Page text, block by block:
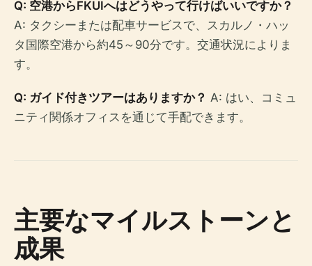
Q: 空港からFKUIへはどうやって行けばいいですか？
A: タクシーまたは配車サービスで、スカルノ・ハッ
タ国際空港から約45～90分です。交通状況によりま
す。
Q: ガイド付きツアーはありますか？ A: はい、コミュ
ニティ関係オフィスを通じて手配できます。
主要なマイルストーンと
成果